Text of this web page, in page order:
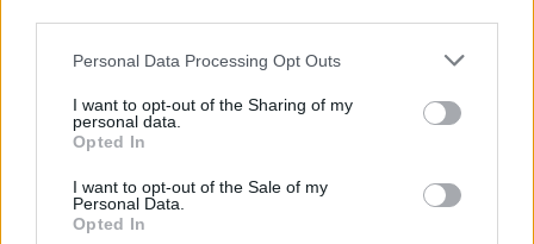
Please note that this website/app uses one or more Google
not limited to your visit or usage behaviour. You may click to
grant or deny consent to Google and its third-party tags to
use your data for below specified purposes in below Google
consent section.
Personal Data Processing Opt Outs
I want to opt-out of the Sharing of my
personal data.
Opted In
I want to opt-out of the Sale of my
Personal Data.
Opted In
Martina Agostina Diturco
I nostri cari